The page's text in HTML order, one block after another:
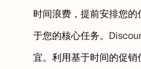
时间浪费，提前安排您
于您的核心任务。
宜。利用基于时间的促